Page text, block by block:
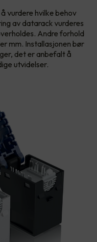
vurdere hvilke behov
av datarack vurderes
Andre forhold
mm. Installasjonen bør
det er anbefalt å
utvidelser.